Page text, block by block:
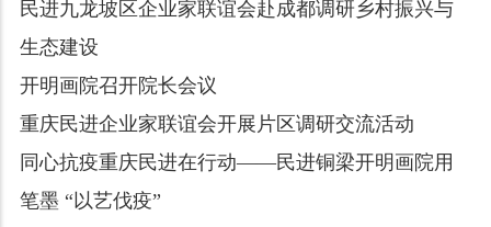
民进九龙坡区企业家联谊会赴成都调研乡村振兴与
生态建设
开明画院召开院长会议
重庆民进企业家联谊会开展片区调研交流活动
同心抗疫重庆民进在行动——民进铜梁开明画院用
笔墨 “以艺伐疫”